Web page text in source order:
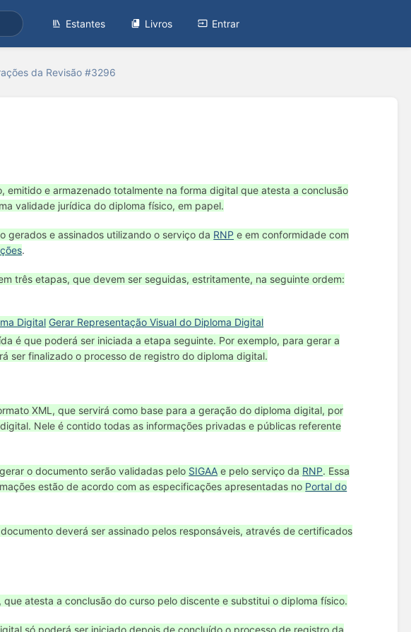
Estantes Livros Entrar
da Revisão #3296
emitido e armazenado totalmente na forma digital que atesta a conclusão
validade jurídica do diploma físico, em papel.
gerados e assinados utilizando o serviço da RNP e em conformidade com
.
três etapas, que devem ser seguidas, estritamente, na seguinte ordem:
Digital Gerar Representação Visual do Diploma Digital
é que poderá ser iniciada a etapa seguinte. Por exemplo, para gerar a
ser finalizado o processo de registro do diploma digital.
XML, que servirá como base para a geração do diploma digital, por
Nele é contido todas as informações privadas e públicas referente
o documento serão validadas pelo SIGAA e pelo serviço da RNP. Essa
estão de acordo com as especificações apresentadas no Portal do
deverá ser assinado pelos responsáveis, através de certificados
atesta a conclusão do curso pelo discente e substitui o diploma físico.